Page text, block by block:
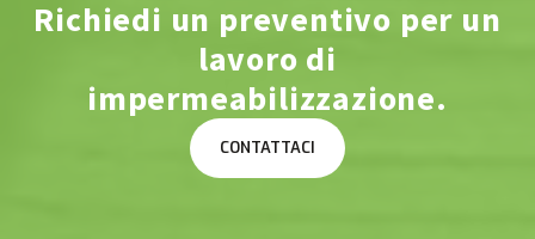
Richiedi un preventivo per un
lavoro di
impermeabilizzazione.